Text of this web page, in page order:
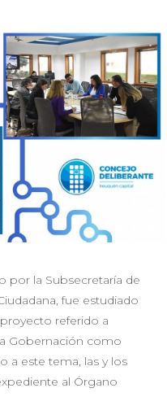
por la Subsecretaría de
fue estudiado
referido a
Gobernación como
a este tema, las y los
al Órgano